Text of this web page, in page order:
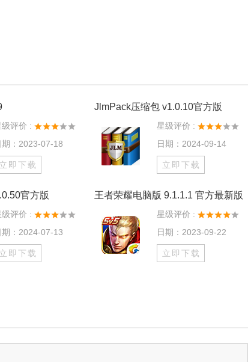
级评价 :
期：2023-07-18
立即下载
JlmPack压缩包 v1.0.10官方版
星级评价 :
日期：2024-09-14
立即下载
官方版
级评价 :
期：2024-07-13
立即下载
王者荣耀电脑版 9.1.1.1 官方最新版
星级评价 :
日期：2023-09-22
立即下载